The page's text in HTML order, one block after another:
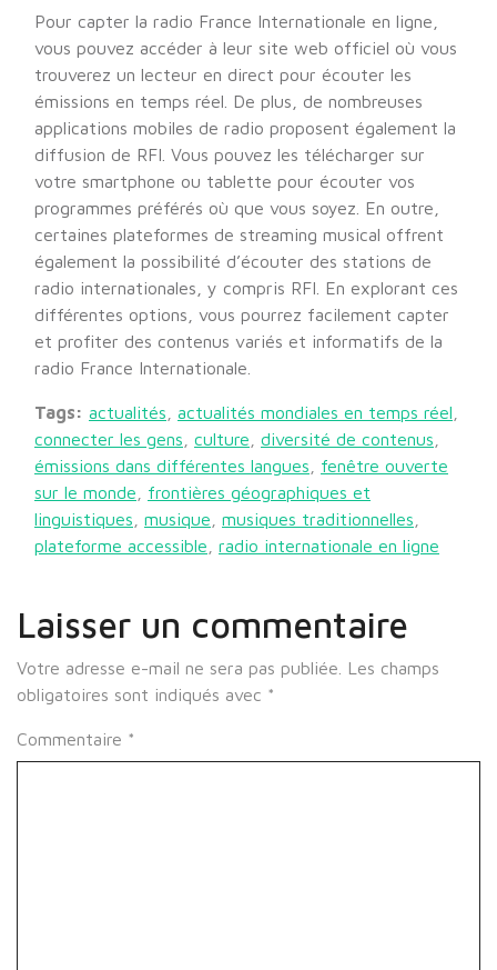
Pour capter la radio France Internationale en ligne,
vous pouvez accéder à leur site web officiel où vous
trouverez un lecteur en direct pour écouter les
émissions en temps réel. De plus, de nombreuses
applications mobiles de radio proposent également la
diffusion de RFI. Vous pouvez les télécharger sur
votre smartphone ou tablette pour écouter vos
programmes préférés où que vous soyez. En outre,
certaines plateformes de streaming musical offrent
également la possibilité d’écouter des stations de
radio internationales, y compris RFI. En explorant ces
différentes options, vous pourrez facilement capter
et profiter des contenus variés et informatifs de la
radio France Internationale.
Tags: actualités actualités mondiales en temps réel
connecter les gens
culture diversité de contenus
émissions dans différentes langues
fenêtre ouverte
sur le monde
frontières géographiques et
linguistiques
musique musiques traditionnelles
plateforme accessible
radio internationale en ligne
Laisser un commentaire
Votre adresse e-mail ne sera pas publiée.
Les champs
obligatoires sont indiqués avec *
Commentaire *